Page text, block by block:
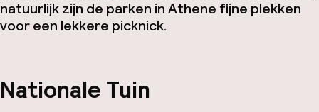
natuurlijk zijn de parken in Athene fijne plekken
voor een lekkere picknick.
Nationale Tuin